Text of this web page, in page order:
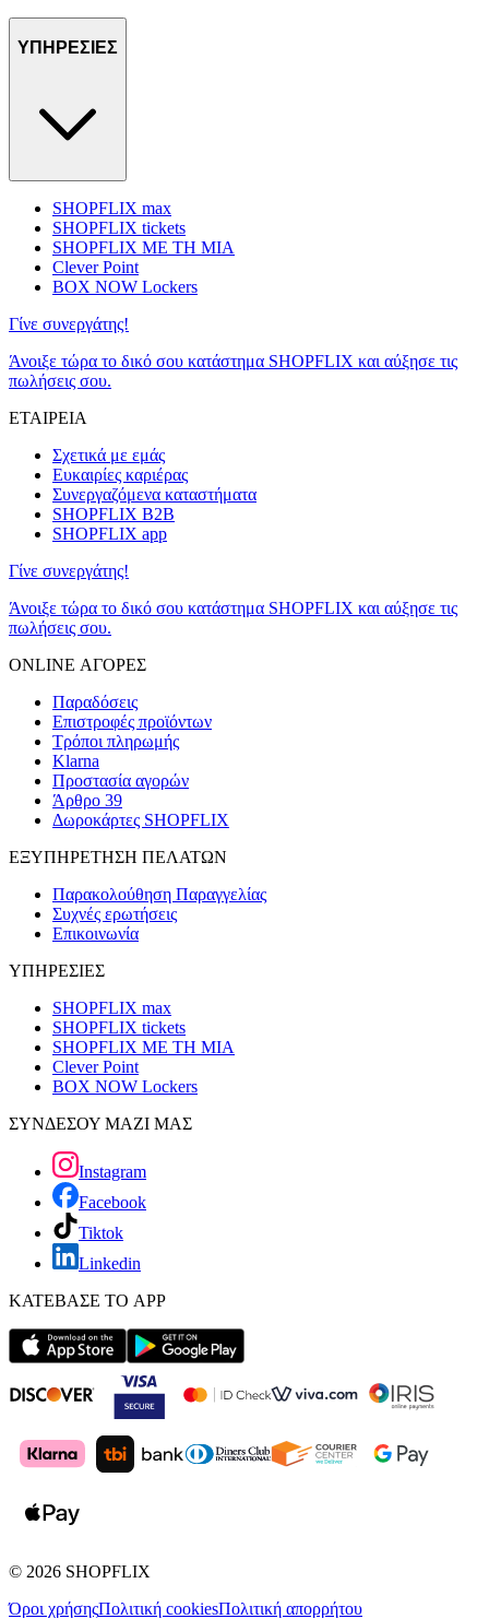
ΥΠΗΡΕΣΙΕΣ
SHOPFLIX max
SHOPFLIX tickets
SHOPFLIX ΜΕ ΤΗ ΜΙΑ
Clever Point
BOX NOW Lockers
Γίνε συνεργάτης!
Άνοιξε τώρα το δικό σου κατάστημα SHOPFLIX και αύξησε τις
πωλήσεις σου.
ΕΤΑΙΡΕΙΑ
Σχετικά με εμάς
Ευκαιρίες καριέρας
Συνεργαζόμενα καταστήματα
SHOPFLIX B2B
SHOPFLIX app
Γίνε συνεργάτης!
Άνοιξε τώρα το δικό σου κατάστημα SHOPFLIX και αύξησε τις
πωλήσεις σου.
ONLINE ΑΓΟΡΕΣ
Παραδόσεις
Επιστροφές προϊόντων
Τρόποι πληρωμής
Klarna
Προστασία αγορών
Άρθρο 39
Δωροκάρτες SHOPFLIX
ΕΞΥΠΗΡΕΤΗΣΗ ΠΕΛΑΤΩΝ
Παρακολούθηση Παραγγελίας
Συχνές ερωτήσεις
Επικοινωνία
ΥΠΗΡΕΣΙΕΣ
SHOPFLIX max
SHOPFLIX tickets
SHOPFLIX ΜΕ ΤΗ ΜΙΑ
Clever Point
BOX NOW Lockers
ΣΥΝΔΕΣΟΥ ΜΑΖΙ ΜΑΣ
Instagram
Facebook
Tiktok
Linkedin
ΚΑΤΕΒΑΣΕ ΤΟ APP
© 2026 SHOPFLIX
Όροι χρήσηςΠολιτική cookiesΠολιτική απορρήτου